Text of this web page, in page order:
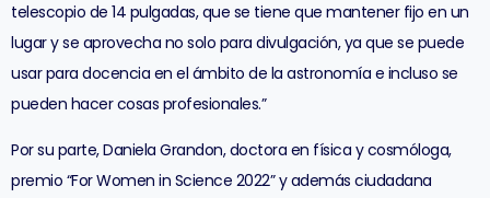
telescopio de 14 pulgadas, que se tiene que mantener fijo en un
lugar y se aprovecha no solo para divulgación, ya que se puede
usar para docencia en el ámbito de la astronomía e incluso se
pueden hacer cosas profesionales.”
Por su parte, Daniela Grandon, doctora en física y cosmóloga,
premio “For Women in Science 2022” y además ciudadana